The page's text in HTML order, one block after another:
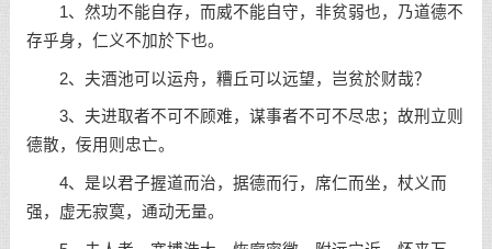
1、然功不能自存，而威不能自守，非贫弱也，乃道德不
存乎身，仁义不加於下也。
2、夫酒池可以运舟，糟丘可以远望，岂贫於财哉？
3、夫进取者不可不顾难，谋事者不可不尽忠；故刑立则
德散，佞用则忠亡。
4、是以君子握道而治，据德而行，席仁而坐，杖义而
强，虚无寂寞，通动无量。